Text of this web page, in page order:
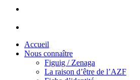
Accueil
Nous connaître
Figuig / Zenaga
La raison d’être de l’AZF